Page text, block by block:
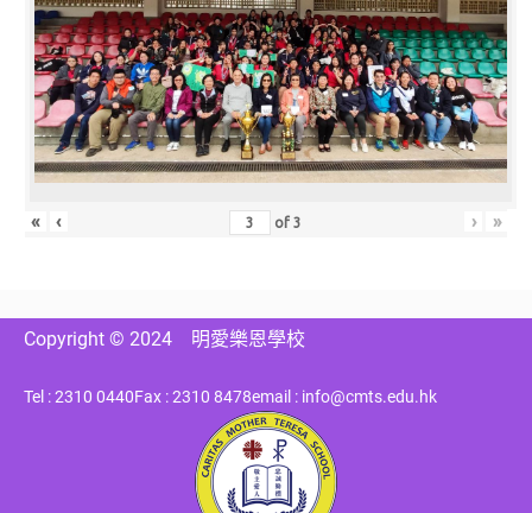
« ‹ of3 › »
Copyright © 2024 明愛樂恩學校
Tel : 2310 0440Fax : 2310 8478email : info@cmts.edu.hk